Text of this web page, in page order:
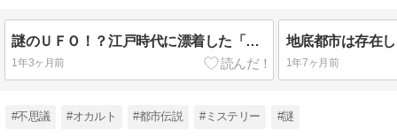
謎のＵＦＯ！？江戸時代に漂着した「うつろ舟」伝説の真実を追え！
1年3ヶ月前 1年7ヶ月前
#不思議 #オカルト #都市伝説 #ミステリー #謎